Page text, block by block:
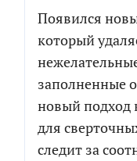
Появился
который
заполненные
новый подход
для
следит за